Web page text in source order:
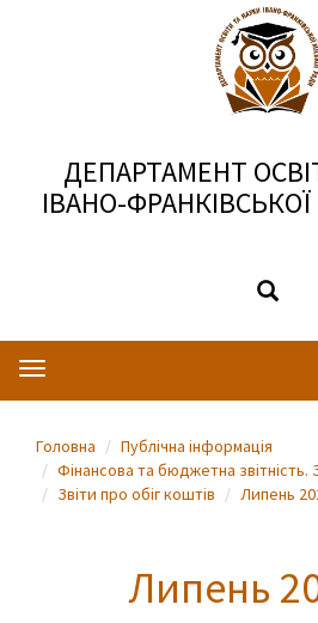
ДЕПАРТАМЕНТ
ІВАНО-
Toggle
Головна
Публічна інформація
Фінансова та бюджетна звітність.
Звіти про обіг коштів
Липень
Липень